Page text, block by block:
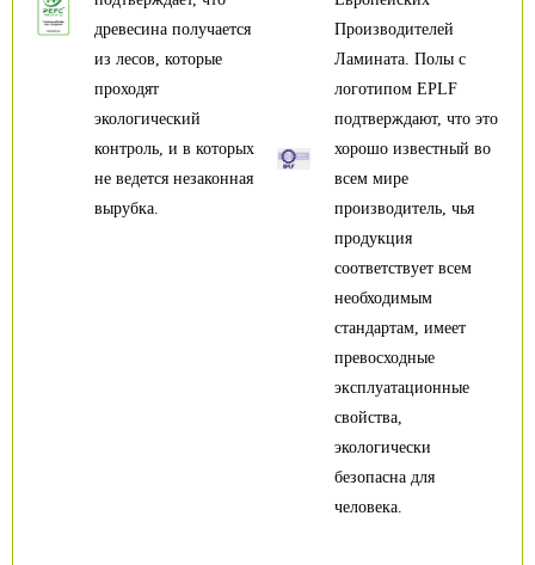
древесина получается
из лесов, которые
проходят
экологический
контроль, и в которых
не ведется незаконная
вырубка.
Производителей
Ламината. Полы с
логотипом EPLF
подтверждают, что это
хорошо известный во
всем мире
производитель, чья
продукция
соответствует всем
необходимым
стандартам, имеет
превосходные
эксплуатационные
свойства,
экологически
безопасна для
человека.